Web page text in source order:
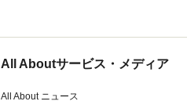
All Aboutサービス・メディア
All About ニュース